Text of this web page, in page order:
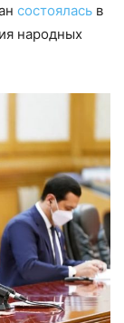
состоялась в
народных